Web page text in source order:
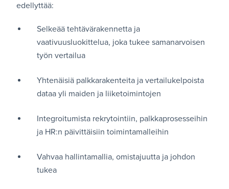
edellyttää:
Selkeää tehtävärakennetta ja
vaativuusluokittelua, joka tukee samanarvoisen
työn vertailua
Yhtenäisiä palkkarakenteita ja vertailukelpoista
dataa yli maiden ja liiketoimintojen
Integroitumista rekrytointiin, palkkaprosesseihin
ja HR:n päivittäisiin toimintamalleihin
Vahvaa hallintamallia, omistajuutta ja johdon
tukea